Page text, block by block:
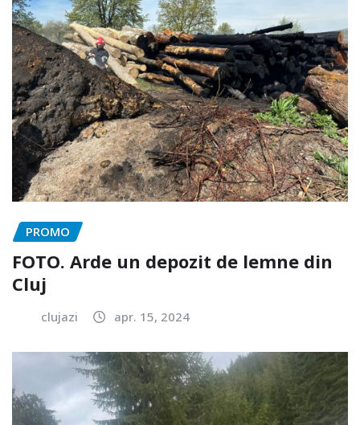
PROMO
FOTO. Arde un depozit de lemne din
Cluj
clujazi apr. 15, 2024